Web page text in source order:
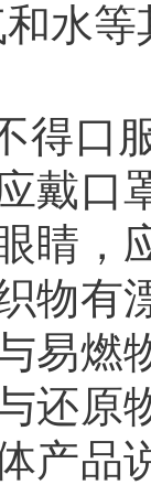
水
得口
戴口
睛，
物有
易燃
还原
产品